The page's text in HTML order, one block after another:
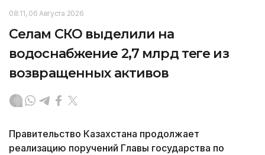
08:11, 06 Августа 2026
Селам СКО выделили на
водоснабжение 2,7 млрд теңге из
возвращенных активов
Правительство Казахстана продолжает
реализацию поручений Главы государства по